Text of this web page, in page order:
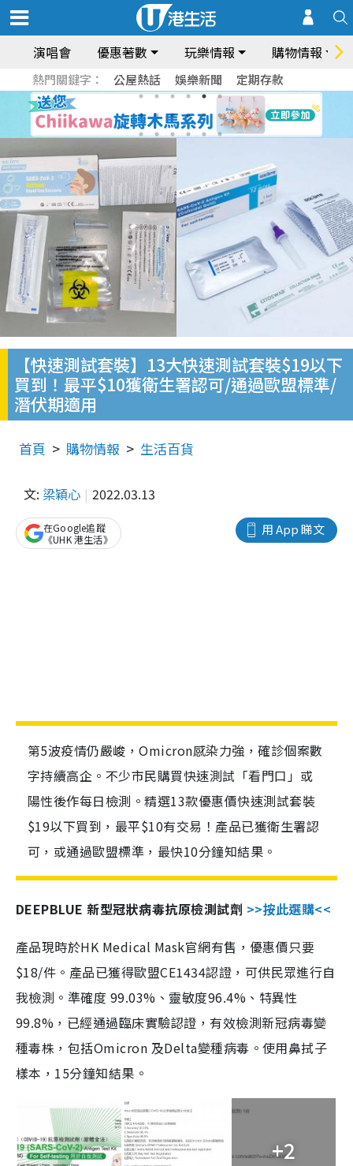
演唱會 優惠著數 玩樂情報 購物情報
熱門關鍵字： 公屋熱話 娛樂新聞 定期存款
【快速測試套裝】13大快速測試套裝$19以下
買到！最平$10獲衛生署認可/通過歐盟標準/
潛伏期適用
首頁 購物情報 生活百貨
文: 梁穎心 2022.03.13
用 App 睇文
在Google追蹤
《UHK 港生活》
第5波疫情仍嚴峻，Omicron感染力強，確診個案數
字持續高企。不少市民購買快速測試「看門口」或
陽性後作每日檢測。精選13款優惠價快速測試套裝
$19以下買到，最平$10有交易！產品已獲衛生署認
可，或通過歐盟標準，最快10分鐘知結果。
DEEPBLUE 新型冠狀病毒抗原檢測試劑 >>按此選購<<
產品現時於HK Medical Mask官網有售，優惠價只要
$18/件。產品已獲得歐盟CE1434認證，可供民眾進行自
我檢測。準確度 99.03%、靈敏度96.4%、特異性
99.8%，已經通過臨床實驗認證，有效檢測新冠病毒變
種毒株，包括Omicron 及Delta變種病毒。使用鼻拭子
樣本，15分鐘知結果。
+2